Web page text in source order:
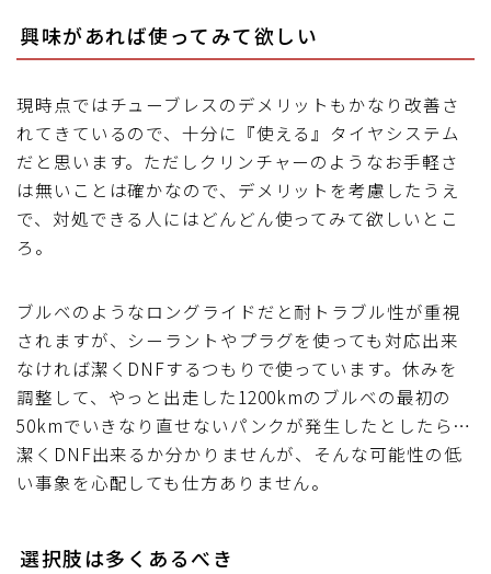
興味があれば使ってみて欲しい
現時点ではチューブレスのデメリットもかなり改善さ
れてきているので、十分に『使える』タイヤシステム
だと思います。ただしクリンチャーのようなお手軽さ
は無いことは確かなので、デメリットを考慮したうえ
で、対処できる人にはどんどん使ってみて欲しいとこ
ろ。
ブルベのようなロングライドだと耐トラブル性が重視
されますが、シーラントやプラグを使っても対応出来
なければ潔くDNFするつもりで使っています。休みを
調整して、やっと出走した1200kmのブルベの最初の
50kmでいきなり直せないパンクが発生したとしたら…
潔くDNF出来るか分かりませんが、そんな可能性の低
い事象を心配しても仕方ありません。
選択肢は多くあるべき